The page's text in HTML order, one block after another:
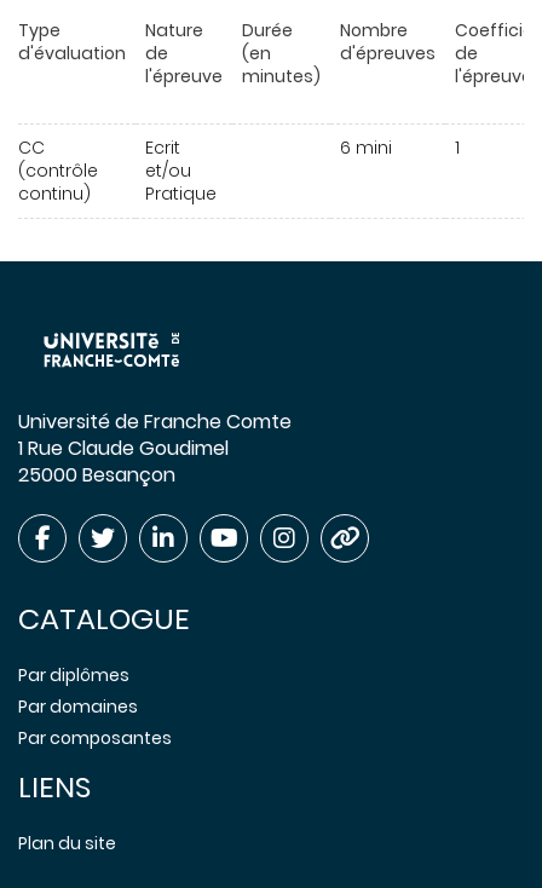
Type
d'évaluation
Nature
de
l'épreuve
Durée
(en
minutes)
Nombre
d'épreuves
de
l'épreuve
CC
(contrôle
continu)
Ecrit
et/ou
Pratique
6 mini 1
Université de Franche Comte
1 Rue Claude Goudimel
25000 Besançon
CATALOGUE
Par diplômes
Par domaines
Par composantes
LIENS
Plan du site